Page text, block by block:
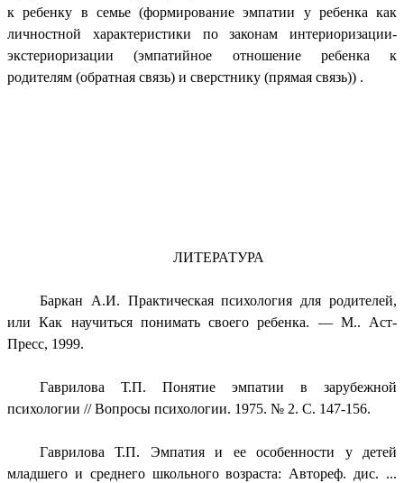
к ребенку в семье (формирование эмпатии у ребенка как
личностной характеристики по законам интериоризации-
экстериоризации (эмпатийное отношение ребенка к
родителям (обратная связь) и сверстнику (прямая связь)) .
ЛИТЕРАТУРА
Баркан А.И. Практическая психология для родителей,
или Как научиться понимать своего ребенка. — М.. Аст-
Пресс, 1999.
Гаврилова Т.П. Понятие эмпатии в зарубежной
психологии // Вопросы психологии. 1975. № 2. С. 147-156.
Гаврилова Т.П. Эмпатия и ее особенности у детей
младшего и среднего школьного возраста: Автореф. дис. ...